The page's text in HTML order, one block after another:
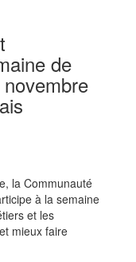
de
la Communauté
à la semaine
et les
mieux faire